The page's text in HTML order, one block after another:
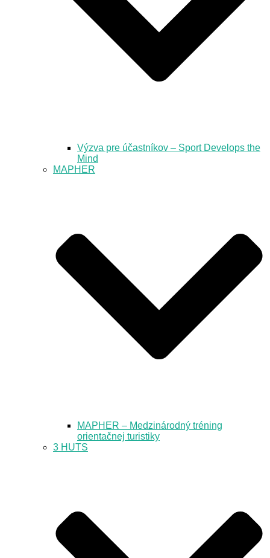
Výzva pre účastníkov – Sport Develops the
Mind
MAPHER
MAPHER – Medzinárodný tréning
orientačnej turistiky
3 HUTS